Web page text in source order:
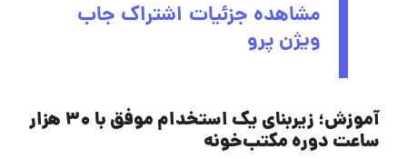
مشاهده جزئیات اشتراک جاب
ویژن پرو
آموزش؛ زیربنای یک استخدام موفق با ۳۰ هزار
ساعت دوره مکتب‌خونه